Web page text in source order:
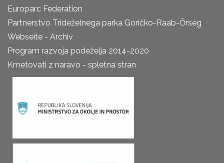
Europarc Federation
Partnerstvo Trideželnega parka Goričko-Raab-Őrség
Webseite - Archiv
Program razvoja podeželja 2014-2020
Kmetovati z naravo - spletna stran